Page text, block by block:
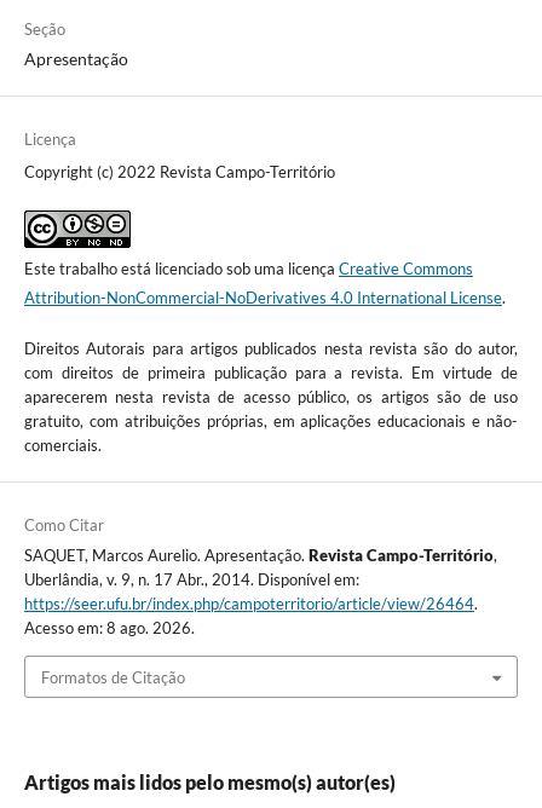
Seção
Apresentação
Licença
Copyright (c) 2022 Revista Campo-Território
Este trabalho está licenciado sob uma licença Creative Commons
Attribution-NonCommercial-NoDerivatives 4.0 International License.
Direitos Autorais para artigos publicados nesta revista são do autor,
com direitos de primeira publicação para a revista. Em virtude de
aparecerem nesta revista de acesso público, os artigos são de uso
gratuito, com atribuições próprias, em aplicações educacionais e não-
comerciais.
Como Citar
SAQUET, Marcos Aurelio. Apresentação. Revista Campo-Território,
Uberlândia, v. 9, n. 17 Abr., 2014. Disponível em:
https://seer.ufu.br/index.php/campoterritorio/article/view/26464.
Acesso em: 8 ago. 2026.
Formatos de Citação
Artigos mais lidos pelo mesmo(s) autor(es)